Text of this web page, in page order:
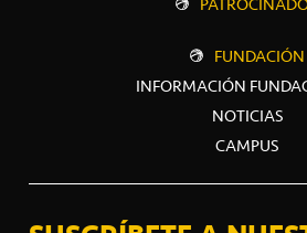
FUNDACIÓN
INFORMACIÓN
NOTICIAS
CAMPUS